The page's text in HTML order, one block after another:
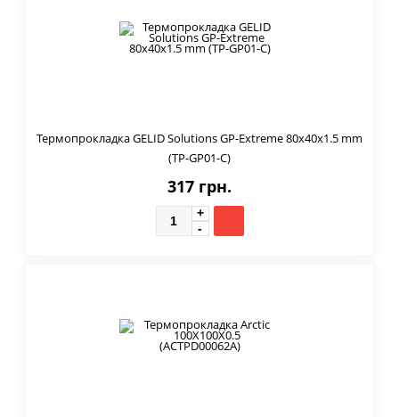
Термопрокладка GELID Solutions GP-Extreme 80x40x1.5 mm
(TP-GP01-C)
317 грн.